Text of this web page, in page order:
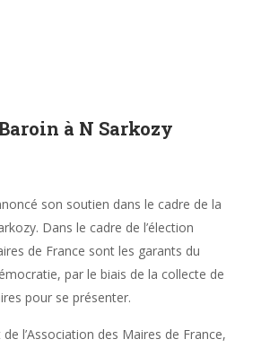
à N Sarkozy
son soutien dans le cadre de la
Dans le cadre de l’élection
de France sont les garants du
par le biais de la collecte de
pour se présenter.
l’Association des Maires de France,